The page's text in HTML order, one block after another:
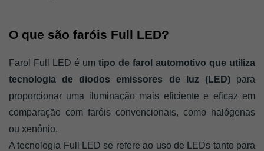
O que são faróis Full LED?
Farol Full LED é um tipo de farol automotivo que utiliza
tecnologia de diodos emissores de luz (LED) para
proporcionar uma iluminação mais eficiente e eficaz em
comparação com faróis convencionais, como halógenas
ou xenônio.
A tecnologia Full LED se refere ao uso de LEDs tanto para